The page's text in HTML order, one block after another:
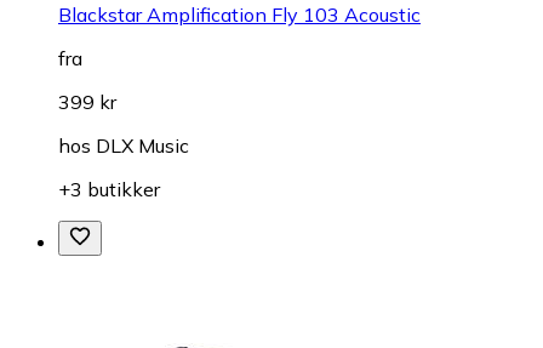
Blackstar Amplification Fly 103 Acoustic
fra
399 kr
hos DLX Music
+3 butikker